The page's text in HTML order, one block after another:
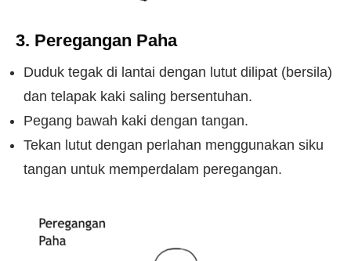
3. Peregangan Paha
Duduk tegak di lantai dengan lutut dilipat (bersila)
dan telapak kaki saling bersentuhan.
Pegang bawah kaki dengan tangan.
Tekan lutut dengan perlahan menggunakan siku
tangan untuk memperdalam peregangan.